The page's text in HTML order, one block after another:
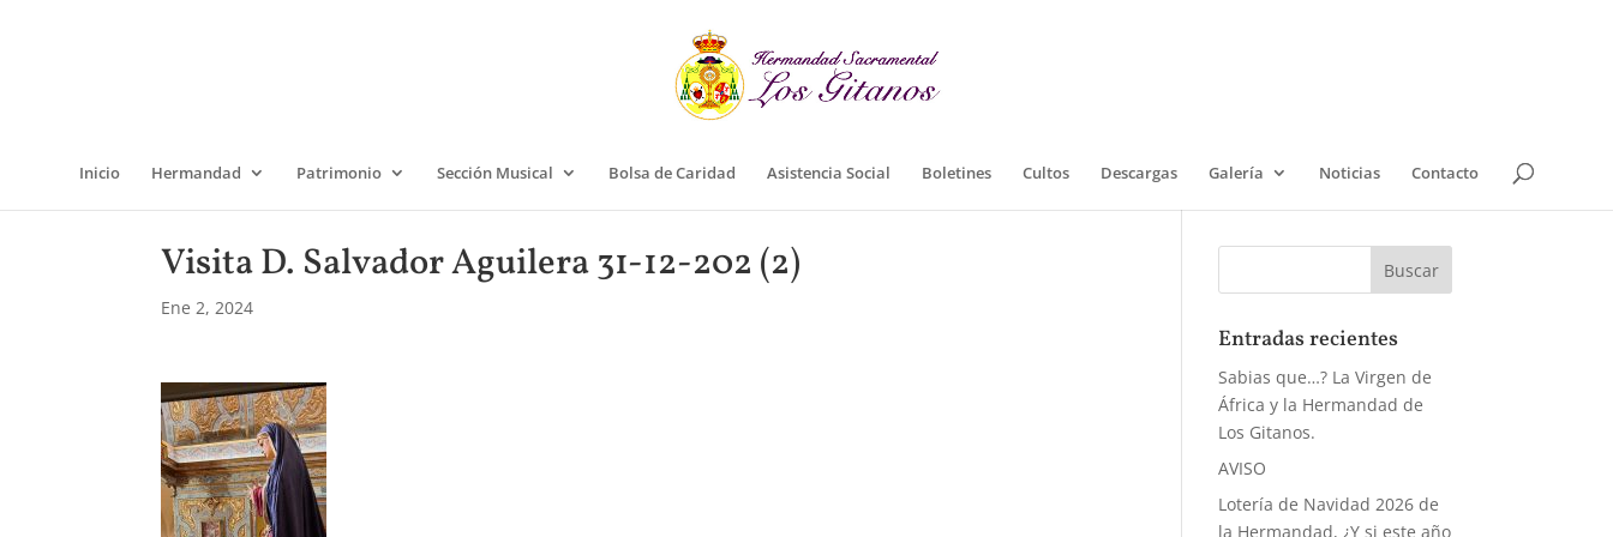
Inicio Hermandad Patrimonio Sección Musical Bolsa de Caridad Asistencia Social Boletines Cultos Descargas Galería Noticias Contacto
Visita D. Salvador Aguilera 31-12-202 (2)
Ene 2, 2024
Entradas recientes
Sabias que…? La Virgen de
África y la Hermandad de
Los Gitanos.
AVISO
Lotería de Navidad 2026 de
la Hermandad, ¿Y si este año